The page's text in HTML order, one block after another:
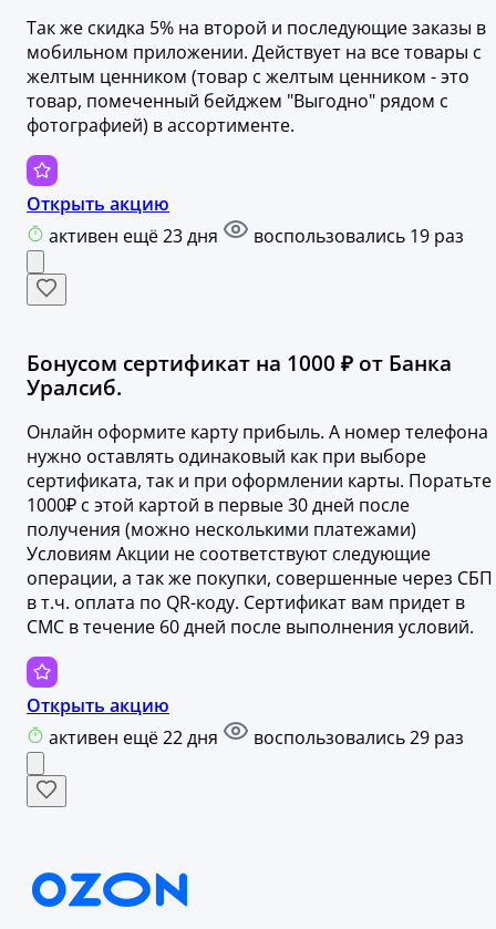
Так же скидка 5% на второй и последующие заказы в
мобильном приложении. Действует на все товары с
желтым ценником (товар с желтым ценником - это
товар, помеченный бейджем "Выгодно" рядом с
фотографией) в ассортименте.
Открыть акцию
активен ещё 23 дня
воспользовались 19 раз
Бонусом сертификат на 1000 ₽ от Банка
Уралсиб.
Онлайн оформите карту прибыль. А номер телефона
нужно оставлять одинаковый как при выборе
сертификата, так и при оформлении карты. Поратьте
1000₽ с этой картой в первые 30 дней после
получения (можно несколькими платежами)
Условиям Акции не соответствуют следующие
операции, а так же покупки, совершенные через СБП
в т.ч. оплата по QR-коду. Сертификат вам придет в
СМС в течение 60 дней после выполнения условий.
Открыть акцию
активен ещё 22 дня
воспользовались 29 раз